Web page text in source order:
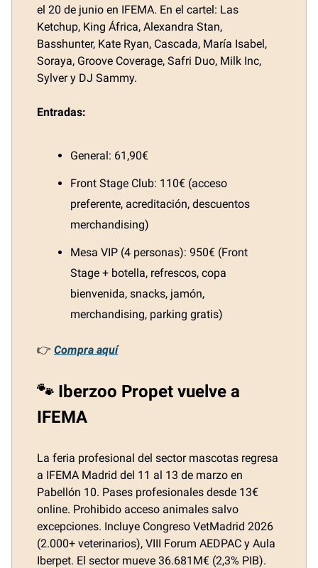
el 20 de junio en IFEMA. En el cartel: Las
Ketchup, King África, Alexandra Stan,
Basshunter, Kate Ryan, Cascada, María Isabel,
Soraya, Groove Coverage, Safri Duo, Milk Inc,
Sylver y DJ Sammy.
Entradas:
General: 61,90€
Front Stage Club: 110€ (acceso
preferente, acreditación, descuentos
merchandising)
Mesa VIP (4 personas): 950€ (Front
Stage + botella, refrescos, copa
bienvenida, snacks, jamón,
merchandising, parking gratis)
👉 Compra aquí
🐾 Iberzoo Propet vuelve a
IFEMA
La feria profesional del sector mascotas regresa
a IFEMA Madrid del 11 al 13 de marzo en
Pabellón 10. Pases profesionales desde 13€
online. Prohibido acceso animales salvo
excepciones. Incluye Congreso VetMadrid 2026
(2.000+ veterinarios), VIII Forum AEDPAC y Aula
Iberpet. El sector mueve 36.681M€ (2,3% PIB).